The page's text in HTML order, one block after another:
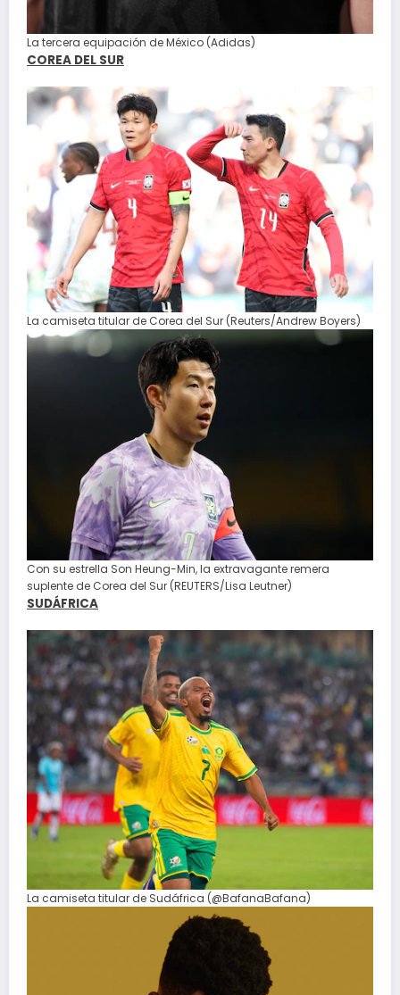
La tercera equipación de México (Adidas)
COREA DEL SUR
La camiseta titular de Corea del Sur (Reuters/Andrew Boyers)
Con su estrella Son Heung-Min, la extravagante remera
suplente de Corea del Sur (REUTERS/Lisa Leutner)
SUDÁFRICA
La camiseta titular de Sudáfrica (@BafanaBafana)